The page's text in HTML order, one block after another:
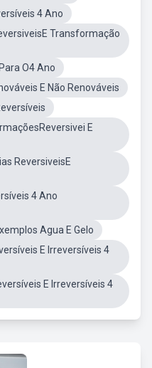
4 Ano
Transformação
O4 Ano
E Não Renováveis
E
ReversiveisE
4 Ano
Agua E Gelo
E Irreversíveis 4
E Irreversíveis 4